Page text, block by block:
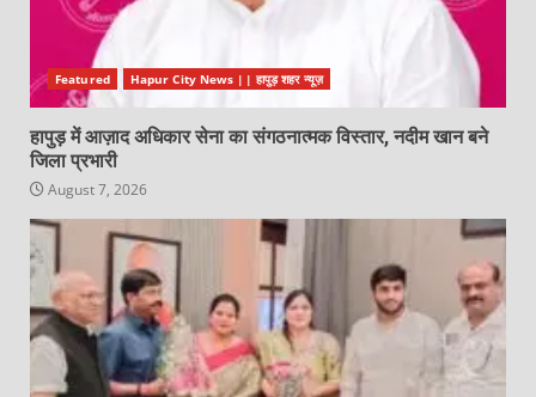
Featured Hapur City News || हापुड़ शहर न्यूज़
हापुड़ में आज़ाद अधिकार सेना का संगठनात्मक विस्तार, नदीम खान बने
जिला प्रभारी
August 7, 2026